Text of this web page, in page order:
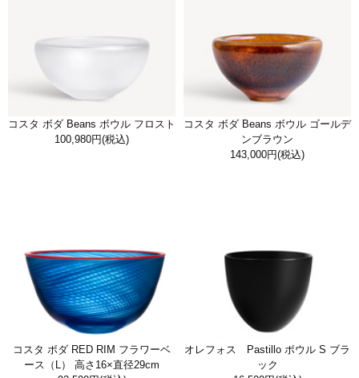
コスタ ボダ Beans ボウル フロスト
100,980円(税込)
コスタ ボダ Beans ボウル ゴールデ
ンブラウン
143,000円(税込)
コスタ ボダ RED RIM フラワーベ
ース（L） 高さ16×直径29cm
オレフォス Pastillo ボウル S ブラ
ック